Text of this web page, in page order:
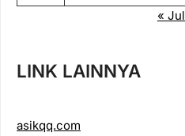
« Jul
LINK LAINNYA
asikqq.com